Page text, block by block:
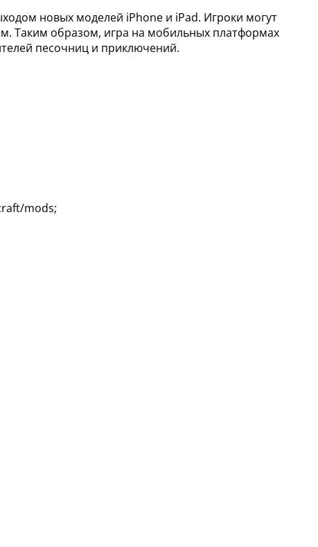
новых моделей iPhone и iPad. Игроки могут
Таким образом, игра на мобильных платформах
песочниц и приключений.
mods;